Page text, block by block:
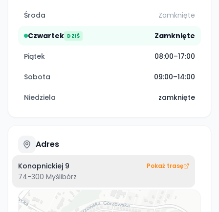
Środa Zamknięte
Czwartek DZIŚ Zamknięte
Piątek 08:00–17:00
Sobota 09:00–14:00
Niedziela zamknięte
Adres
Konopnickiej 9
74-300 Myślibórz
Pokaż trasę